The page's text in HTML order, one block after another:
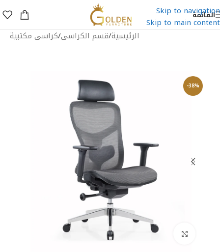
Skip to navigation
Skip to main content
القائمة
الرئيسية/قسم الكراسى/كراسى مكتبية
-38%
اضغط للتكبير